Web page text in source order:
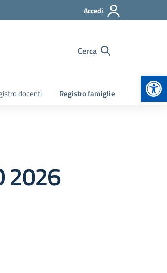
Accedi
Cerca
docenti Registro famiglie
2026